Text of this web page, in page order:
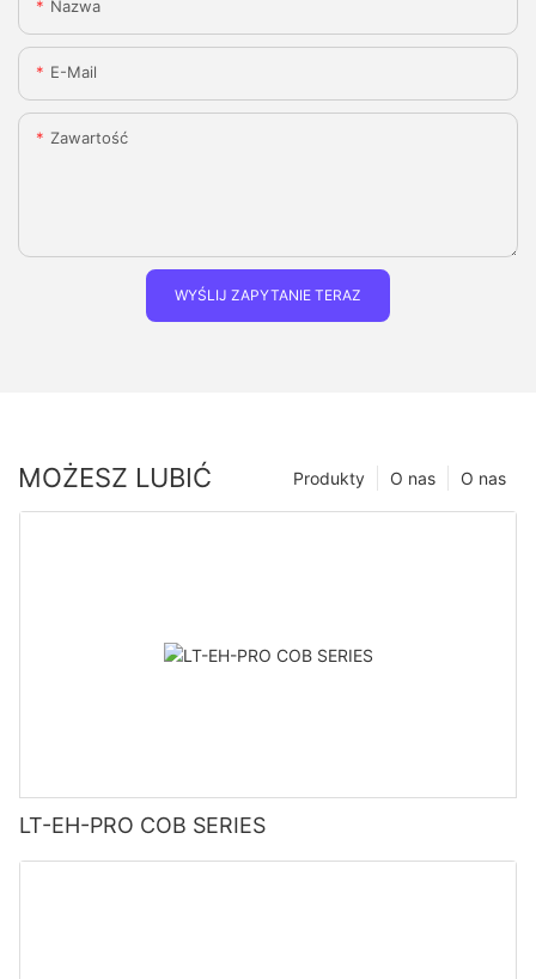
Nazwa
E-Mail
Zawartość
WYŚLIJ ZAPYTANIE TERAZ
MOŻESZ LUBIĆ O nas
O nas
Produkty
LT-EH-PRO COB SERIES